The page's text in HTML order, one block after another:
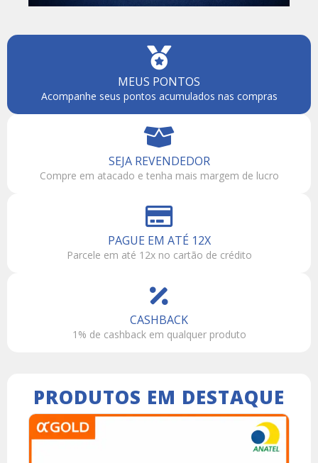
MEUS PONTOS
Acompanhe seus pontos acumulados nas compras
SEJA REVENDEDOR
Compre em atacado e tenha mais margem de lucro
PAGUE EM ATÉ 12X
Parcele em até 12x no cartão de crédito
CASHBACK
1% de cashback em qualquer produto
PRODUTOS EM DESTAQUE